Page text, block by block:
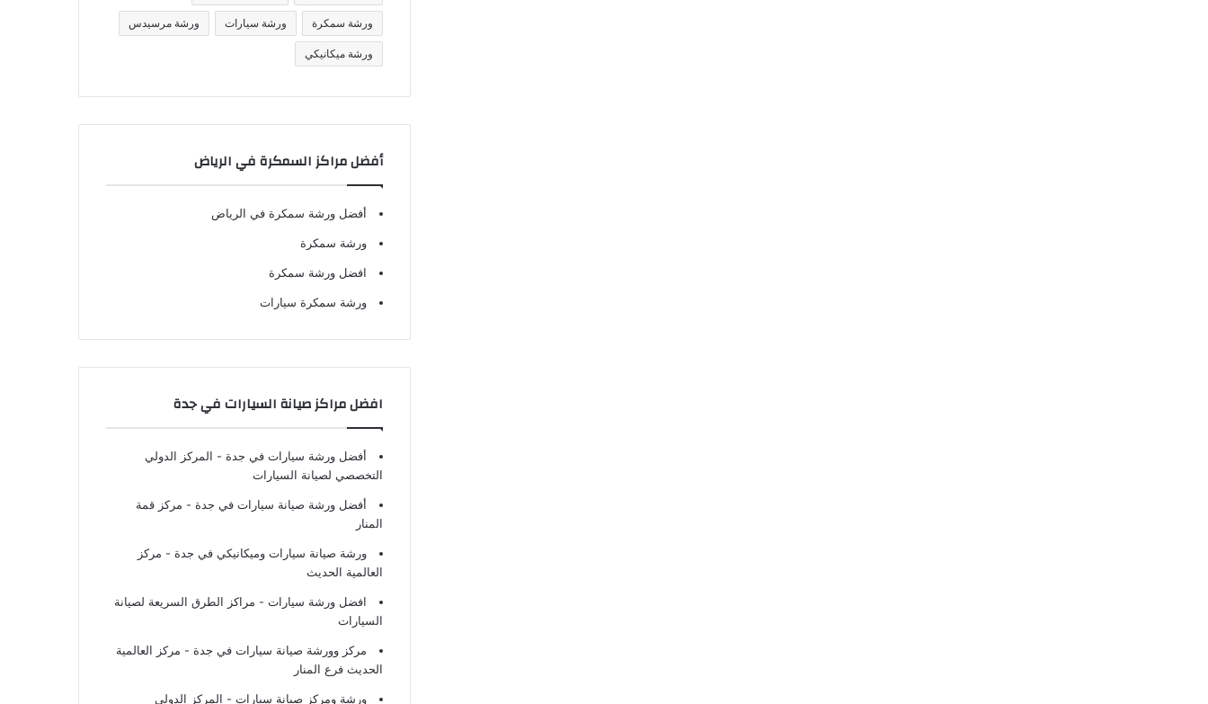
ورشة سمكرة ورشة سيارات ورشة مرسيدس
ورشة ميكانيكي
أفضل مراكز السمكرة في الرياض
أفضل ورشة سمكرة في الرياض
ورشة سمكرة
افضل ورشة سمكرة
ورشة سمكرة سيارات
افضل مراكز صيانة السيارات في جدة
أفضل ورشة سيارات في جدة - المركز الدولي
التخصصي لصيانة السيارات
أفضل ورشة صيانة سيارات في جدة - مركز قمة
المنار
ورشة صيانة سيارات وميكانيكي في جدة - مركز
العالمية الحديث
افضل ورشة سيارات - مراكز الطرق السريعة لصيانة
السيارات
مركز وورشة صيانة سيارات في جدة - مركز العالمية
الحديث فرع المنار
ورشة ومركز صيانة سيارات - المركز الدولي